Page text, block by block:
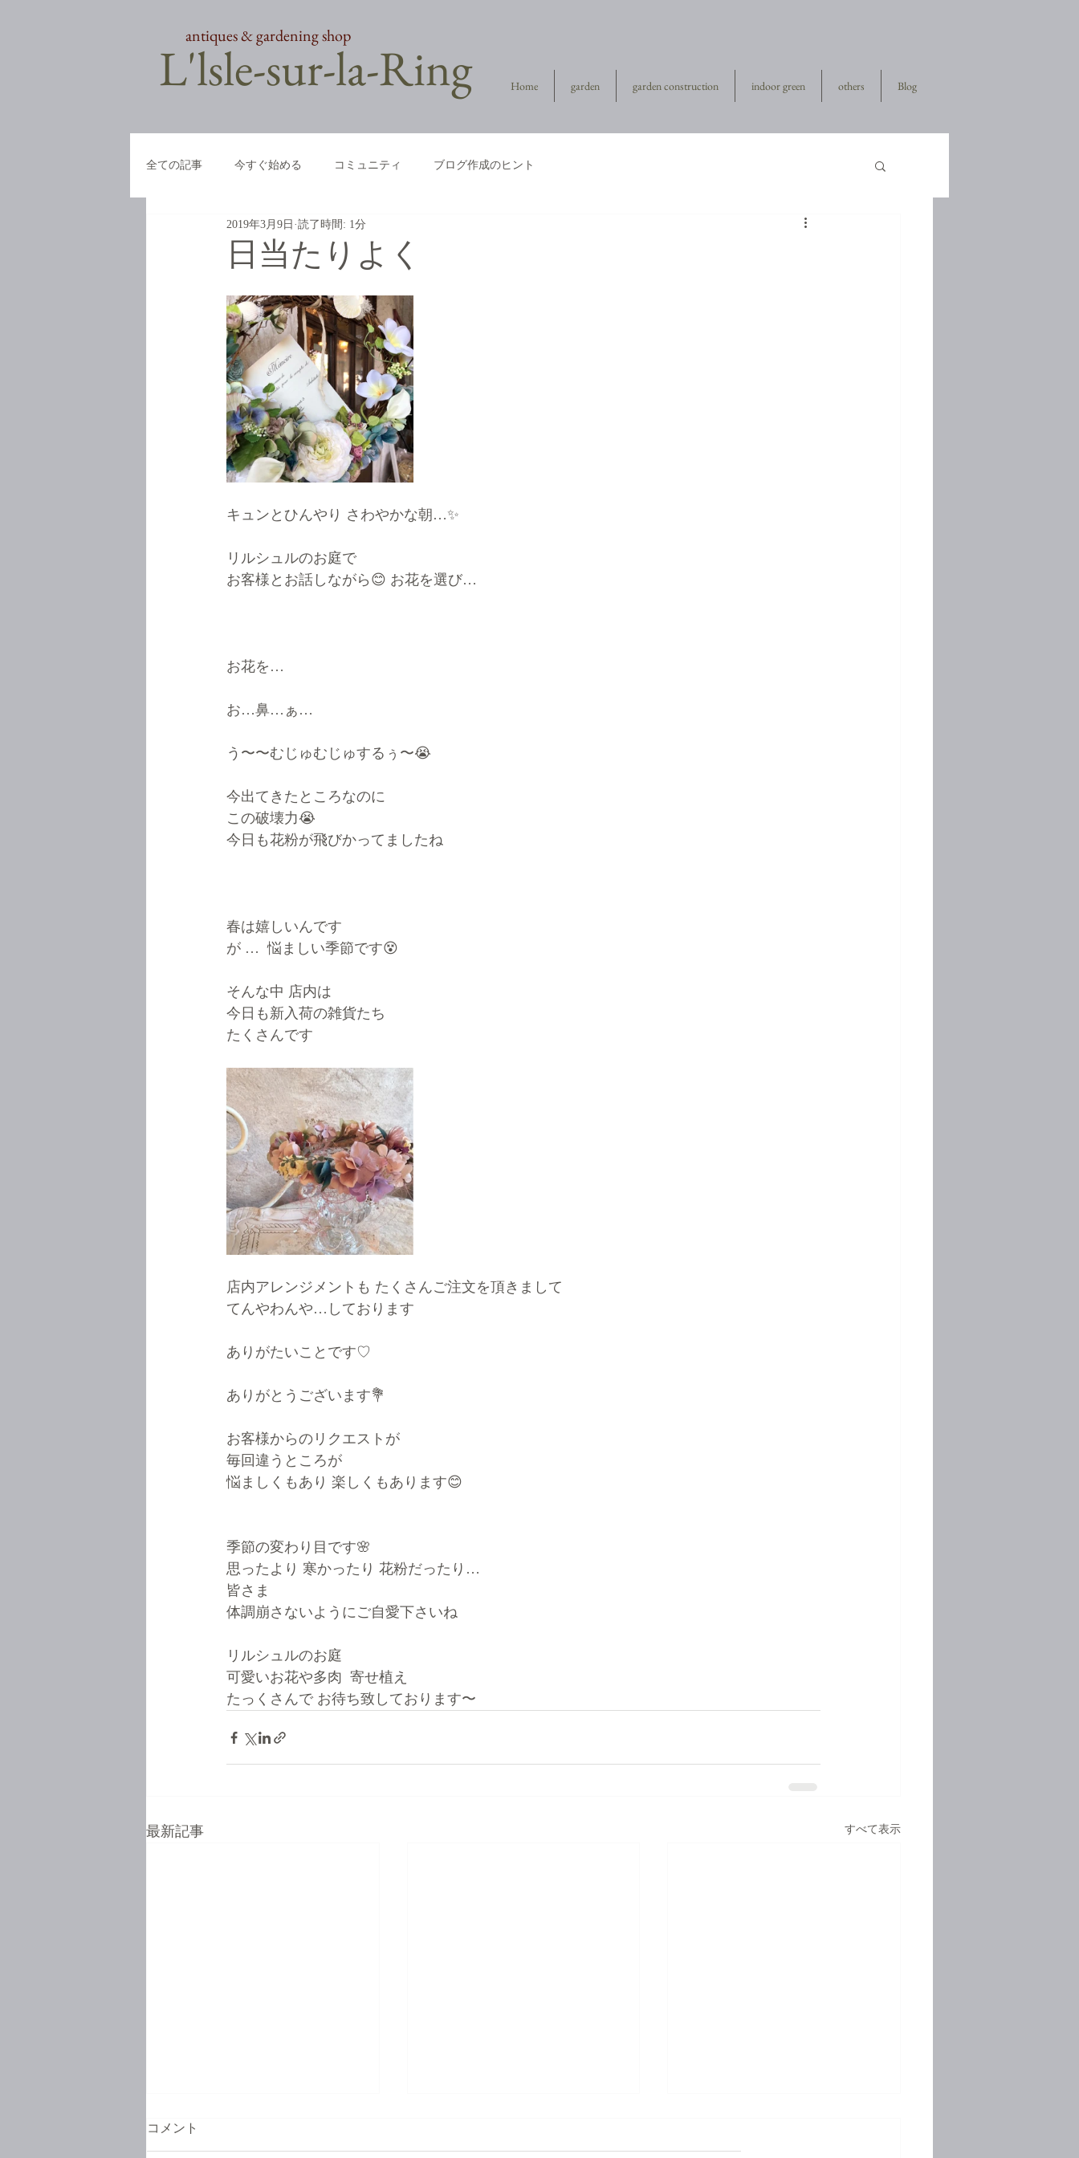
Home garden garden construction indoor green others Blog
​L'lsle-sur-la-Ring
antiques & gardening shop
全ての記事 今すぐ始める コミュニティ ブログ作成のヒント
日当たりよく
2019年3月9日 読了時間: 1分
キュンとひんやり さわやかな朝…✨
リルシュルのお庭で
お客様とお話しながら😊 お花を選び…
お花を…
お…鼻…ぁ…
う〜〜むじゅむじゅするぅ〜😭
今出てきたところなのに
この破壊力😭
今日も花粉が飛びかってましたね
春は嬉しいんです
が …  悩ましい季節です😵
そんな中 店内は
今日も新入荷の雑貨たち
たくさんです
店内アレンジメントも たくさんご注文を頂きまして
てんやわんや…しております
ありがたいことです♡
ありがとうございます💐
お客様からのリクエストが
毎回違うところが
悩ましくもあり 楽しくもあります😊
季節の変わり目です🌸
思ったより 寒かったり 花粉だったり…
皆さま
体調崩さないようにご自愛下さいね
リルシュルのお庭
可愛いお花や多肉  寄せ植え
たっくさんで お待ち致しております〜
最新記事 すべて表示
コメント